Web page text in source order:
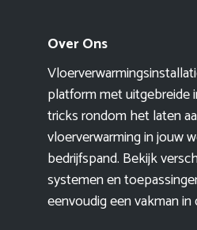
Over Ons
platform met uitgebreide
tricks rondom het laten
vloerverwarming in jouw
bedrijfspand. Bekijk
systemen en
eenvoudig een vakman in